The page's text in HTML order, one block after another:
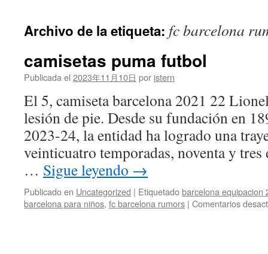
contenido
Archivo de la etiqueta: fc barcelona
camisetas puma futbol
Publicada el 2023年11月10日 por istern
El 5, camiseta barcelona 2021 22
lesión de pie. Desde su fundación en
2023-24, la entidad ha logrado una
veinticuatro temporadas, noventa y tres
… Sigue leyendo →
Publicado en Uncategorized | Etiquetadobarcelona equipacion
barcelona para niños, fc barcelona rumors | Comentarios